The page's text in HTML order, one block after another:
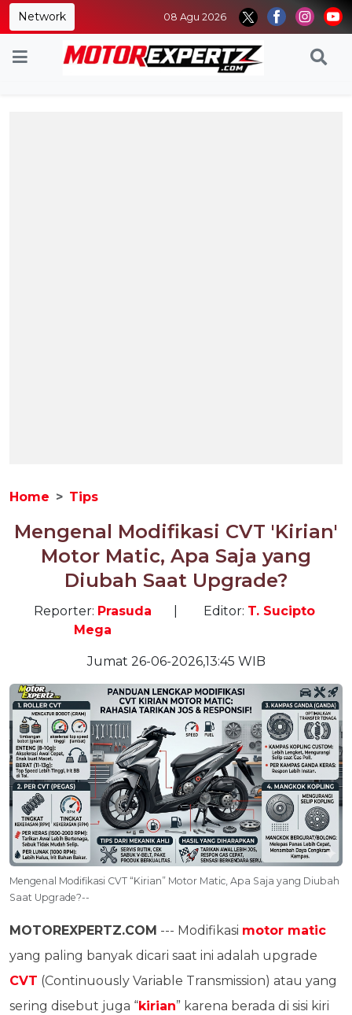
Network 08 Agu 2026
Home Tips
Mengenal Modifikasi CVT 'Kirian'
Motor Matic, Apa Saja yang
Diubah Saat Upgrade?
Reporter: Prasuda
Mega
Editor: T. Sucipto
Jumat 26-06-2026,13:45 WIB
Mengenal Modifikasi CVT “Kirian” Motor Matic, Apa Saja yang Diubah
Saat Upgrade?--
MOTOREXPERTZ.COM --- Modifikasi motor matic
yang paling banyak dicari saat ini adalah upgrade
CVT (Continuously Variable Transmission) atau yang
sering disebut juga “kirian” karena berada di sisi kiri